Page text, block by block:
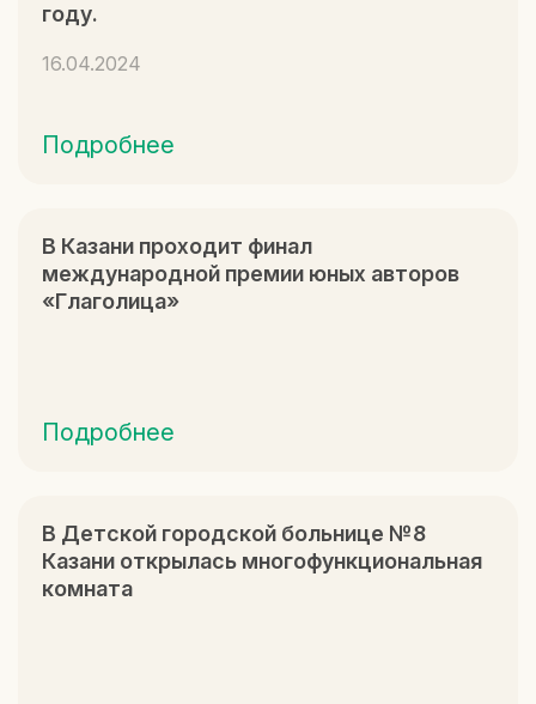
году.
16.04.2024
Подробнее
В Казани проходит финал
международной премии юных авторов
«Глаголица»
Подробнее
В Детской городской больнице №8
Казани открылась многофункциональная
комната